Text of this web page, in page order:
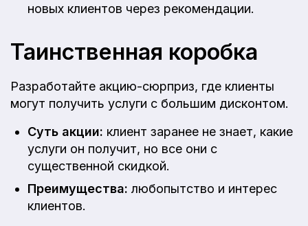
новых клиентов через рекомендации.
Таинственная коробка
Разработайте акцию-сюрприз, где клиенты
могут получить услуги с большим дисконтом.
Суть акции: клиент заранее не знает, какие
услуги он получит, но все они с
существенной скидкой.
Преимущества: любопытство и интерес
клиентов.